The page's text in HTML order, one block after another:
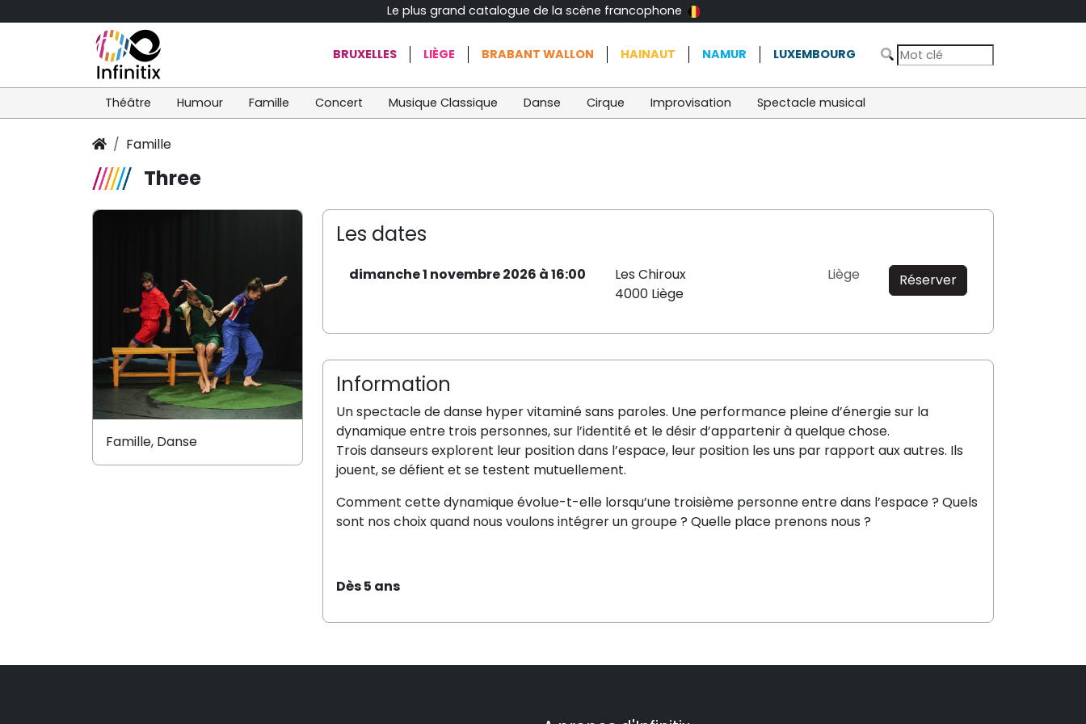
Le plus grand catalogue de la scène francophone
BRUXELLES LIÈGE BRABANT WALLON HAINAUT NAMUR LUXEMBOURG
Théâtre Humour Famille Concert Musique Classique Danse Cirque Improvisation Spectacle musical
Famille
Three
Les dates
dimanche 1 novembre 2026 à 16:00
Les Chiroux
4000 Liège
Liège Réserver
Information
Un spectacle de danse hyper vitaminé sans paroles. Une performance pleine d’énergie sur la
dynamique entre trois personnes, sur l’identité et le désir d’appartenir à quelque chose.
Trois danseurs explorent leur position dans l’espace, leur position les uns par rapport aux autres. Ils
jouent, se défient et se testent mutuellement.
Comment cette dynamique évolue-t-elle lorsqu’une troisième personne entre dans l’espace ? Quels
sont nos choix quand nous voulons intégrer un groupe ? Quelle place prenons nous ?
Dès 5 ans
Famille, Danse